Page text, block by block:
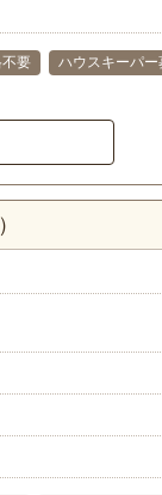
要 ハウスキーパー